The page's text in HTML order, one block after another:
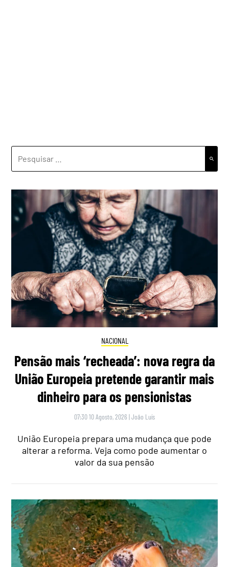
NACIONAL
Pensão mais ‘recheada’: nova regra da
União Europeia pretende garantir mais
dinheiro para os pensionistas
07:30 10 Agosto, 2026 |João Luís
União Europeia prepara uma mudança que pode
alterar a reforma. Veja como pode aumentar o
valor da sua pensão